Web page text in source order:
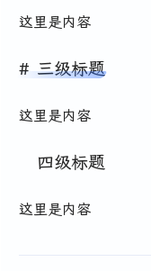
这里是内容
三级标题
这里是内容
四级标题
这里是内容